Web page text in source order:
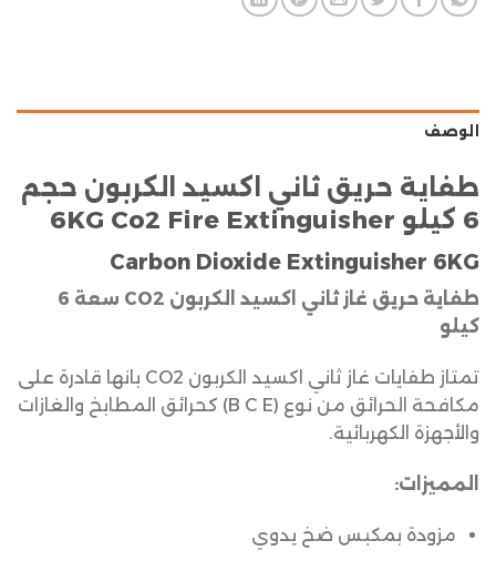
الوصف
طفاية حريق ثاني اكسيد الكربون حجم
6 كيلو 6KG Co2 Fire Extinguisher
Carbon Dioxide Extinguisher 6KG
طفاية حريق غاز ثاني اكسيد الكربون CO2 سعة 6
كيلو
تمتاز طفايات غاز ثاني اكسيد الكربون CO2 بانها قادرة على
مكافحة الحرائق من نوع (B C E) كحرائق المطابخ والغازات
والأجهزة الكهربائية.
المميزات:
مزودة بمكبس ضخ يدوي